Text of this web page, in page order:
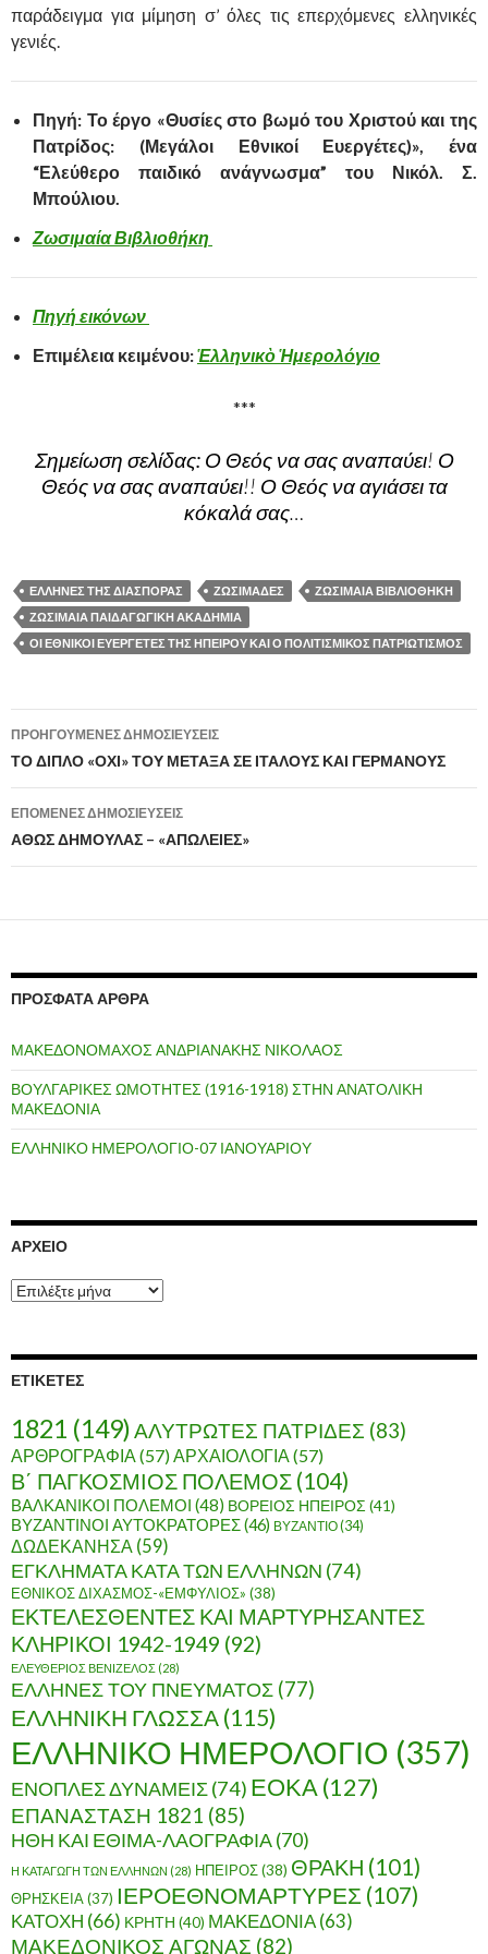
παράδειγμα για μίμηση σ’ όλες τις επερχόμενες ελληνικές
γενιές.
Πηγή: Το έργο «Θυσίες στο βωμό του Χριστού και της
Πατρίδος: (Μεγάλοι Εθνικοί Ευεργέτες)», ένα
“Ελεύθερο παιδικό ανάγνωσμα” του Νικόλ. Σ.
Μπούλιου.
Ζωσιμαία Βιβλιοθήκη
Πηγή εικόνων
Επιμέλεια κειμένου:Ἑλληνικὸ Ἡμερολόγιο
***
Σημείωση σελίδας:Ο Θεός να σας αναπαύει! Ο
Θεός να σας αναπαύει!! Ο Θεός να αγιάσει τα
κόκαλά σας…
ΕΛΛΗΝΕΣ ΤΗΣ ΔΙΑΣΠΟΡΑΣ ΖΩΣΙΜΑΔΕΣ
ΖΩΣΙΜΑΙΑ ΒΙΒΛΙΟΘΗΚΗ
ΖΩΣΙΜΑΙΑ ΠΑΙΔΑΓΩΓΙΚΗ ΑΚΑΔΗΜΙΑ
ΟΙ ΕΘΝΙΚΟΙ ΕΥΕΡΓΕΤΕΣ ΤΗΣ ΗΠΕΙΡΟΥ ΚΑΙ Ο ΠΟΛΙΤΙΣΜΙΚΟΣ ΠΑΤΡΙΩΤΙΣΜΟΣ
Πλοήγηση
άρθρων
ΠΡΟΗΓΟΎΜΕΝΕΣ ΔΗΜΟΣΙΕΎΣΕΙΣ
ΤΟ ΔΙΠΛΟ «ΟΧΙ» ΤΟΥ ΜΕΤΑΞΑ ΣΕ ΙΤΑΛΟΥΣ ΚΑΙ ΓΕΡΜΑΝΟΥΣ
ΕΠΌΜΕΝΕΣ ΔΗΜΟΣΙΕΎΣΕΙΣ
ΑΘΩΣ ΔΗΜΟΥΛΑΣ – «ΑΠΩΛΕΙΕΣ»
ΠΡΌΣΦΑΤΑ ΆΡΘΡΑ
ΜΑΚΕΔΟΝΟΜΑΧΟΣ ΑΝΔΡΙΑΝΑΚΗΣ ΝΙΚΟΛΑΟΣ
ΒΟΥΛΓΑΡΙΚΕΣ ΩΜΟΤΗΤΕΣ (1916-1918) ΣΤΗΝ ΑΝΑΤΟΛΙΚΗ
ΜΑΚΕΔΟΝΙΑ
ΕΛΛΗΝΙΚΟ ΗΜΕΡΟΛΟΓΙΟ-07 ΙΑΝΟΥΑΡΙΟΥ
ΑΡΧΕΊΟ
Α
ρ
ο
ΕΤΙΚΈΤΕΣ
1821 (149)ΑΛΥΤΡΩΤΕΣ ΠΑΤΡΙΔΕΣ (83)
ΑΡΘΡΟΓΡΑΦΙΑ(57)ΑΡΧΑΙΟΛΟΓΙΑ(57)
Β΄ ΠΑΓΚΟΣΜΙΟΣ ΠΟΛΕΜΟΣ (104)
ΒΑΛΚΑΝΙΚΟΙ ΠΟΛΕΜΟΙ (48) ΒΟΡΕΙΟΣ ΗΠΕΙΡΟΣ (41)
ΒΥΖΑΝΤΙΝΟΙ ΑΥΤΟΚΡΑΤΟΡΕΣ(46) ΒΥΖΑΝΤΙΟ(34)
ΔΩΔΕΚΑΝΗΣΑ (59)
ΕΓΚΛΗΜΑΤΑ ΚΑΤΑ ΤΩΝ ΕΛΛΗΝΩΝ (74)
ΕΘΝΙΚΟΣ ΔΙΧΑΣΜΟΣ-«ΕΜΦΥΛΙΟΣ» (38)
ΕΚΤΕΛΕΣΘΕΝΤΕΣ ΚΑΙ ΜΑΡΤΥΡΗΣΑΝΤΕΣ
ΚΛΗΡΙΚΟΙ 1942-1949 (92)
ΕΛΕΥΘΕΡΙΟΣ ΒΕΝΙΖΕΛΟΣ (28)
ΕΛΛΗΝΕΣ ΤΟΥ ΠΝΕΥΜΑΤΟΣ (77)
ΕΛΛΗΝΙΚΗ ΓΛΩΣΣΑ (115)
ΕΛΛΗΝΙΚΟ ΗΜΕΡΟΛΟΓΙΟ (357)
ΕΝΟΠΛΕΣ ΔΥΝΑΜΕΙΣ(74) ΕΟΚΑ (127)
ΕΠΑΝΑΣΤΑΣΗ 1821 (85)
ΗΘΗ ΚΑΙ ΕΘΙΜΑ-ΛΑΟΓΡΑΦΙΑ(70)
Η ΚΑΤΑΓΩΓΗ ΤΩΝ ΕΛΛΗΝΩΝ (28) ΗΠΕΙΡΟΣ(38) ΘΡΑΚΗ (101)
ΘΡΗΣΚΕΙΑ(37) ΙΕΡΟΕΘΝΟΜΑΡΤΥΡΕΣ (107)
ΚΑΤΟΧΗ (66) ΚΡΗΤΗ (40) ΜΑΚΕΔΟΝΙΑ(63)
ΜΑΚΕΔΟΝΙΚΟΣ ΑΓΩΝΑΣ (82)